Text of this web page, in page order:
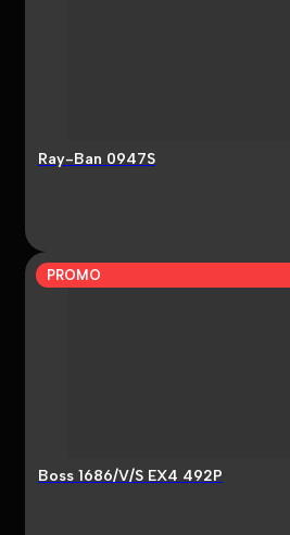
Ray-Ban 0947S
PROMO
Boss 1686/V/S EX4 492P